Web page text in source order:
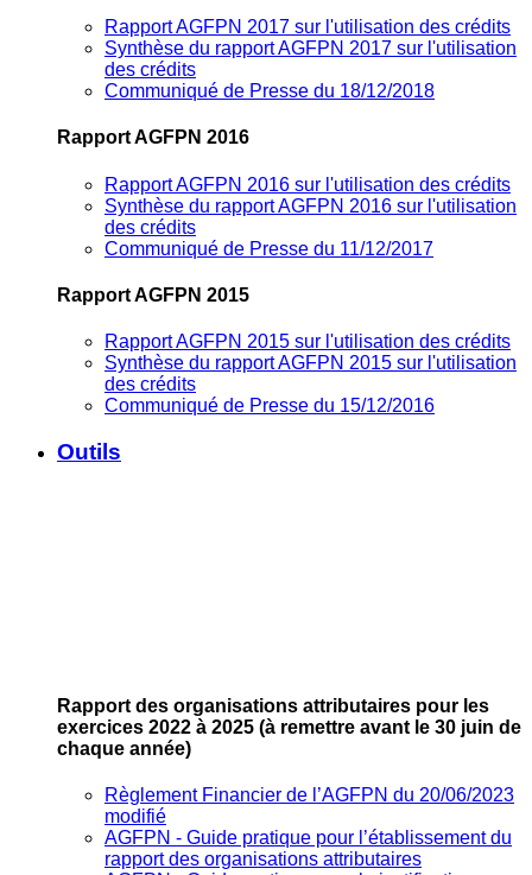
Rapport AGFPN 2017 sur l'utilisation des crédits
Synthèse du rapport AGFPN 2017 sur l'utilisation
des crédits
Communiqué de Presse du 18/12/2018
Rapport AGFPN 2016
Rapport AGFPN 2016 sur l'utilisation des crédits
Synthèse du rapport AGFPN 2016 sur l'utilisation
des crédits
Communiqué de Presse du 11/12/2017
Rapport AGFPN 2015
Rapport AGFPN 2015 sur l'utilisation des crédits
Synthèse du rapport AGFPN 2015 sur l'utilisation
des crédits
Communiqué de Presse du 15/12/2016
Outils
Rapport des organisations attributaires pour les
exercices 2022 à 2025 (à remettre avant le 30 juin de
chaque année)
Règlement Financier de l’AGFPN du 20/06/2023
modifié
AGFPN ‐ Guide pratique pour l’établissement du
rapport des organisations attributaires